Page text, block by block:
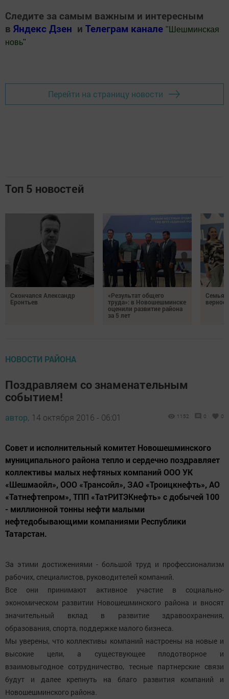
Следите за самым важным и интересным
в Яндекс Дзен и Телеграм канале " Шешминская
новь"
Перейти на страницу новости
Топ 5 новостей
Скончался Александр
Еронтьев
«Результат общего
труда»: в Новошешминске
оценили развитие района
за 5 лет
Семья
НОВОСТИ РАЙОНА
Поздравляем со знаменательным
событием!
автор, 14 октября 2016 - 06:01 1152 0 0
Совет и исполнительный комитет Новошешминского
муниципального района тепло и сердечно поздравляет
коллективы малых нефтяных компаний ООО УК
«Шешмаойл», ООО «Трансойл», ЗАО «Троицкнефть», АО
«Татнефтепром», ТПП «ТатРИТЭКнефть» с добычей 100
- миллионной тонны нефти малыми
нефтедобывающими компаниями Республики
Татарстан.
За этими достижениями - большой труд и профессионализм
рабочих, специалистов, руководителей компаний.
Все они принимают активное участие в социально-
экономическом развитии Новошешминского района и вносят
значительный вклад в развитие здравоохранения,
образования, спорта, поддержке малого бизнеса.
Мы уверены, что коллективы компаний настроены на новые и
высокие цели, а существующее плодотворное и
взаимовыгодное сотрудничество, тесные партнерские связи
будут и далее крепнуть на благо развития компаний и
Новошешминского района.